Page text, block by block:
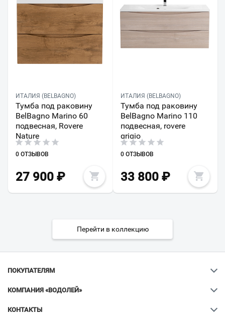
ИТАЛИЯ (BELBAGNO)
Тумба под раковину
BelBagno Marino 60
подвесная, Rovere
Nature
0 ОТЗЫВОВ
27 900 ₽
ИТАЛИЯ (BELBAGNO)
Тумба под раковину
BelBagno Marino 110
подвесная, rovere
grigio
0 ОТЗЫВОВ
33 800₽
Перейти в коллекцию
ПОКУПАТЕЛЯМ
КОМПАНИЯ «ВОДОЛЕЙ»
КОНТАКТЫ